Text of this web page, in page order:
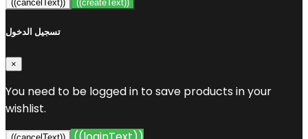
((cancelText)) ((createText))
تسجيل الدخول
×
You need to be logged in to save products in your
wishlist.